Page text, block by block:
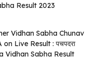
Result 2023
Vidhan Sabha Chunav
on Live Result : पचपदरा
Vidhan Sabha Result